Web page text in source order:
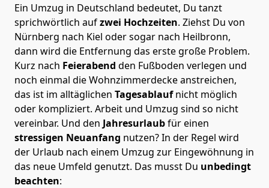
Ein Umzug in Deutschland bedeutet, Du tanzt
sprichwörtlich aufzwei Hochzeiten. Ziehst Du von
Nürnberg nach Kiel oder sogar nach Heilbronn,
dann wird die Entfernung das erste große Problem.
Kurz nach Feierabend den Fußboden verlegen und
noch einmal die Wohnzimmerdecke anstreichen,
das ist im alltäglichen Tagesablaufnicht möglich
oder kompliziert. Arbeit und Umzug sind so nicht
vereinbar. Und den Jahresurlaubfür einen
stressigen Neuanfang nutzen? In der Regel wird
der Urlaub nach einem Umzug zur Eingewöhnung in
das neue Umfeld genutzt. Das musst Du unbedingt
beachten: